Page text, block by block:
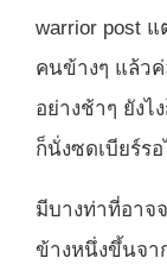
warrior post
คนข้างๆ แล้ว
อย่างช้าๆ ยัง
ก็นั่งซดเบียร์ร
มีบางท่าที่อาจ
ข้างหนึ่งขึ้นจา